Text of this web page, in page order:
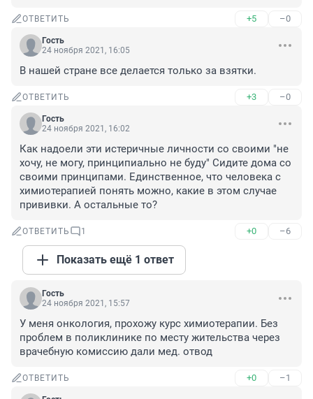
ОТВЕТИТЬ +5 –0
Гость
24 ноября 2021, 16:05
В нашей стране все делается только за взятки.
ОТВЕТИТЬ +3 –0
Гость
24 ноября 2021, 16:02
Как надоели эти истеричные личности со своими "не
хочу, не могу, принципиально не буду" Сидите дома со
своими принципами. Единственное, что человека с
химиотерапией понять можно, какие в этом случае
прививки. А остальные то?
ОТВЕТИТЬ 1 +0 –6
Показать ещё 1 ответ
Гость
24 ноября 2021, 15:57
У меня онкология, прохожу курс химиотерапии. Без
проблем в поликлинике по месту жительства через
врачебную комиссию дали мед. отвод
ОТВЕТИТЬ +0 –1